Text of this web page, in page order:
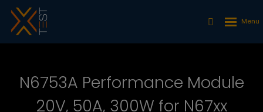
N6753A Performance Module
20V, 50A, 300W for N67xx